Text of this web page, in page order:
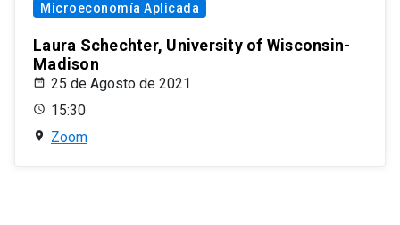
Microeconomía Aplicada
Laura Schechter, University of Wisconsin-
Madison
25 de Agosto de 2021
15:30
Zoom